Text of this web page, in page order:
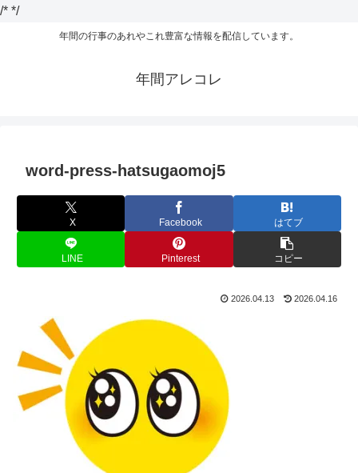
/* */
年間の行事のあれやこれ豊富な情報を配信しています。
年間アレコレ
word-press-hatsugaomoj5
X Facebook はてブ
LINE Pinterest コピー
2026.04.13 2026.04.16